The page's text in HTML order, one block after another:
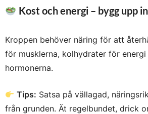
Kost och energi – bygg upp
Kroppen behöver näring för att
för musklerna, kolhydrater för
hormonerna.
Tips: Satsa på vällagad,
från grunden. Ät regelbundet, drick